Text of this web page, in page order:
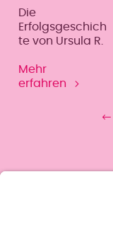
Die
Erfolgsgeschich
te von Ursula R.
Mehr
erfahren